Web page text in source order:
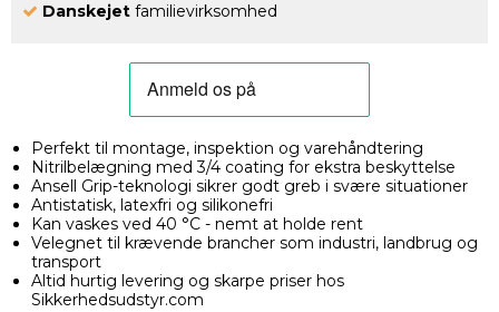
Danskejet familievirksomhed
Perfekt til montage, inspektion og varehåndtering
Nitrilbelægning med 3/4 coating for ekstra beskyttelse
Ansell Grip-teknologi sikrer godt greb i svære situationer
Antistatisk, latexfri og silikonefri
Kan vaskes ved 40 °C - nemt at holde rent
Velegnet til krævende brancher som industri, landbrug og
transport
Altid hurtig levering og skarpe priser hos
Sikkerhedsudstyr.com